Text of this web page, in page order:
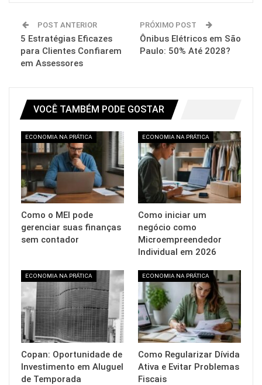
POST ANTERIOR
5 Estratégias Eficazes
para Clientes Confiarem
em Assessores
PRÓXIMO POST
Ônibus Elétricos em São
Paulo: 50% Até 2028?
VOCÊ TAMBÉM PODE GOSTAR
ECONOMIA NA PRÁTICA
Como o MEI pode
gerenciar suas finanças
sem contador
ECONOMIA NA PRÁTICA
Como iniciar um
negócio como
Microempreendedor
Individual em 2026
ECONOMIA NA PRÁTICA
Copan: Oportunidade de
Investimento em Aluguel
de Temporada
ECONOMIA NA PRÁTICA
Como Regularizar Dívida
Ativa e Evitar Problemas
Fiscais